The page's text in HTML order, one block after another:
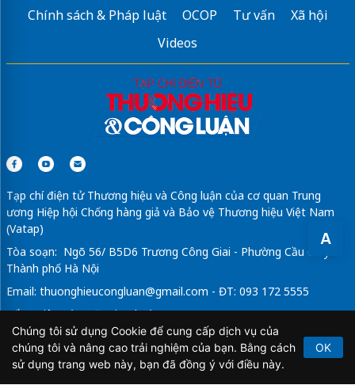
A
Chính sách & Pháp luật
OCOP Tư vấn
Xã hội
Videos
Tạp chí điện tử Thương hiệu và Công luận của cơ quan Trung
ương Hiệp hội Chống hàng giả và Bảo vệ Thương hiệu Việt Nam
(Vatap)
Tòa soạn: Ngõ 56/ B5D6 Trương Công Giai - Phường Cầu Giấy -
Thành phố Hà Nội
Email: thuonghieucongluan@gmail.com - ĐT: 093 172 5555
Tổng Biên Tập: Vũ Đức Thuận
Giấy phép hoạt động báo chí điện tử số 64/GP-BTTTT do Bộ
Thông tin và Truyền thông cấp ngày 21/2/2020.
Chúng tôi sử dụng Cookie để cung cấp dịch vụ của
chúng tôi và nâng cao trải nghiệm của bạn. Bằng cách
sử dụng trang web này, bạn đã đồng ý với điều này.
OK